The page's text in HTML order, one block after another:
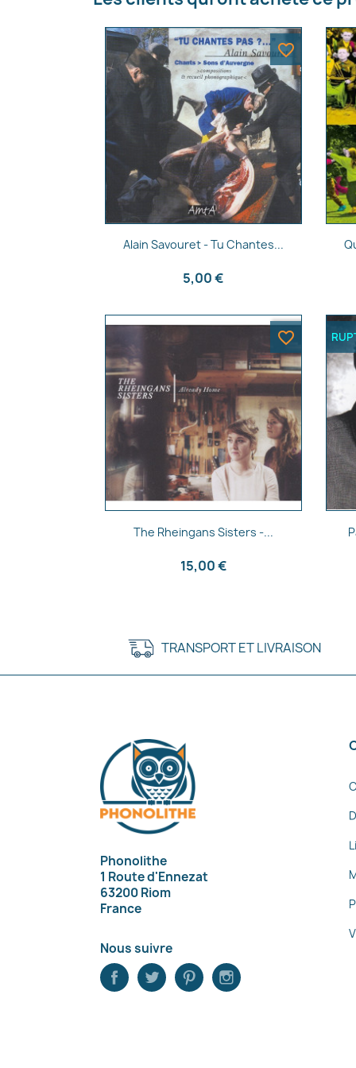
Aperçu rapide
Alain Savouret - Tu Chantes...
5,00 €
favorite_border
Aperçu rapide
The Rheingans Sisters -...
15,00 €
favorite_border
TRANSPORT ET LIVRAISON
Phonolithe
1 Route d'Ennezat
63200 Riom
France
Nous suivre